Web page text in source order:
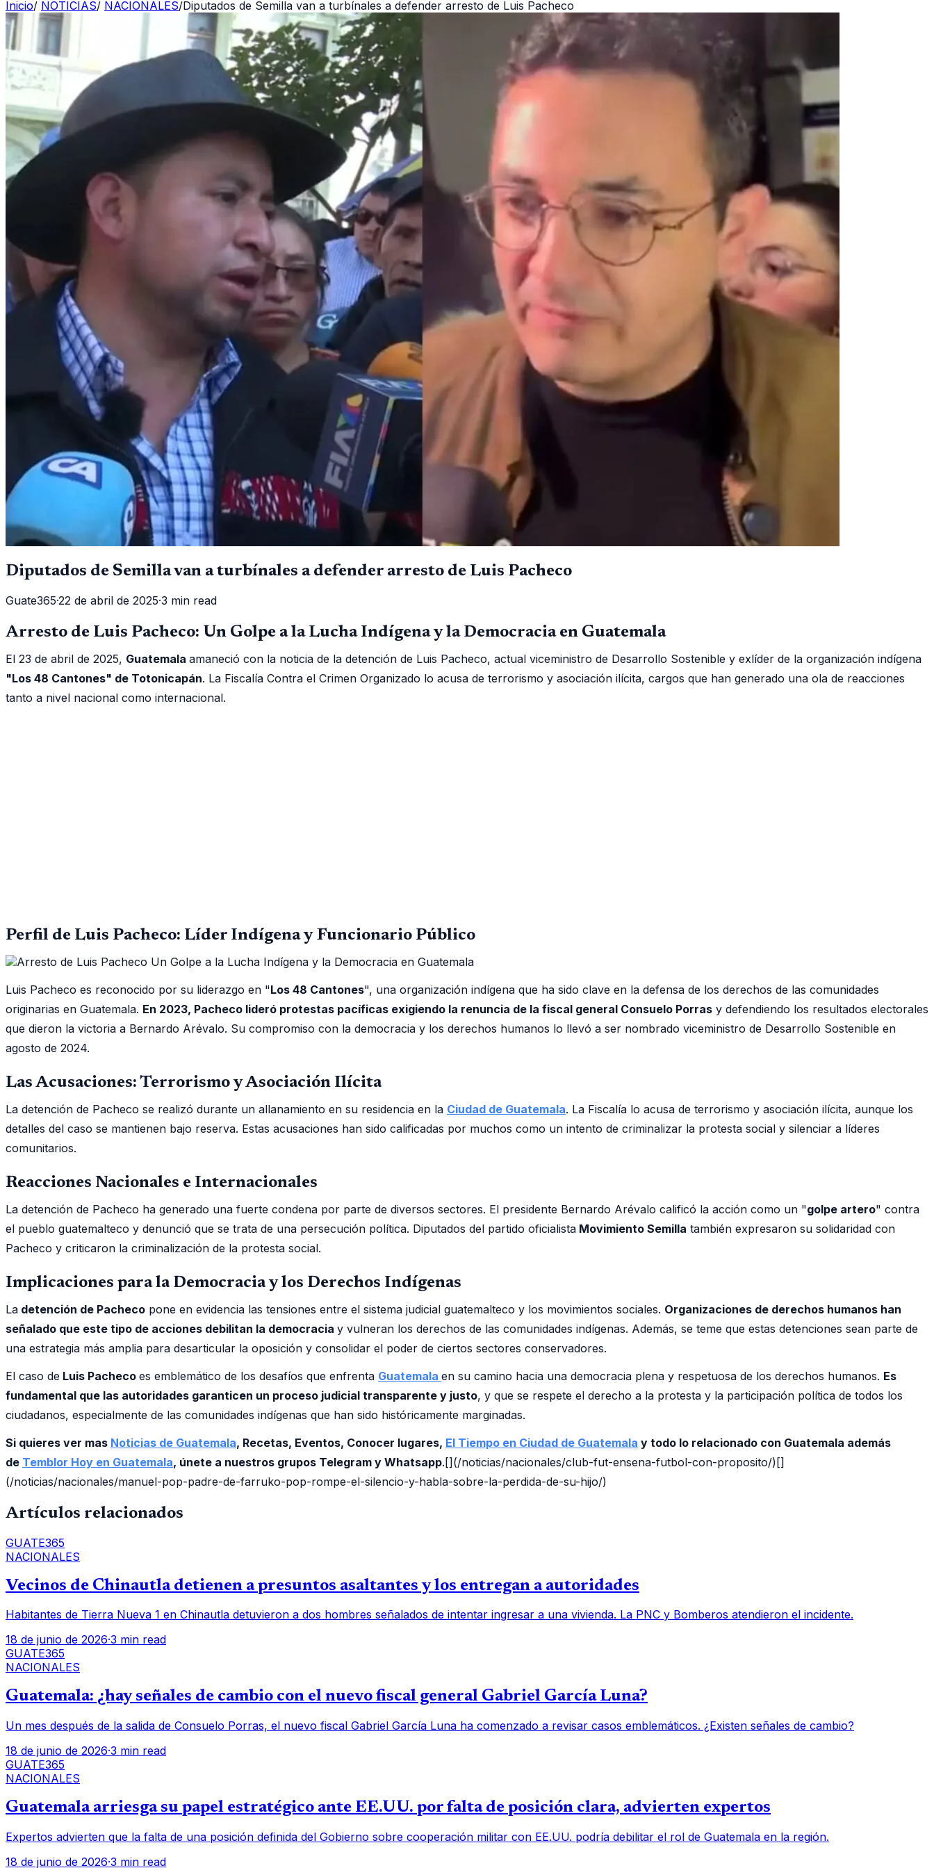
Inicio/ NOTICIAS/ NACIONALES/Diputados de Semilla van a turbínales a defender arresto de Luis Pacheco
Diputados de Semilla van a turbínales a defender arresto de Luis Pacheco
Guate365·22 de abril de 2025·3 min read
Arresto de Luis Pacheco: Un Golpe a la Lucha Indígena y la Democracia en Guatemala
El 23 de abril de 2025, Guatemala amaneció con la noticia de la detención de Luis Pacheco, actual viceministro de Desarrollo Sostenible y exlíder de la organización indígena
"Los 48 Cantones" de Totonicapán. La Fiscalía Contra el Crimen Organizado lo acusa de terrorismo y asociación ilícita, cargos que han generado una ola de reacciones
tanto a nivel nacional como internacional.
Perfil de Luis Pacheco: Líder Indígena y Funcionario Público
Luis Pacheco es reconocido por su liderazgo en "Los 48 Cantones", una organización indígena que ha sido clave en la defensa de los derechos de las comunidades
originarias en Guatemala. En 2023, Pacheco lideró protestas pacíficas exigiendo la renuncia de la fiscal general Consuelo Porras y defendiendo los resultados electorales
que dieron la victoria a Bernardo Arévalo. Su compromiso con la democracia y los derechos humanos lo llevó a ser nombrado viceministro de Desarrollo Sostenible en
agosto de 2024.
Las Acusaciones: Terrorismo y Asociación Ilícita
La detención de Pacheco se realizó durante un allanamiento en su residencia en la Ciudad de Guatemala. La Fiscalía lo acusa de terrorismo y asociación ilícita, aunque los
detalles del caso se mantienen bajo reserva. Estas acusaciones han sido calificadas por muchos como un intento de criminalizar la protesta social y silenciar a líderes
comunitarios.
Reacciones Nacionales e Internacionales
La detención de Pacheco ha generado una fuerte condena por parte de diversos sectores. El presidente Bernardo Arévalo calificó la acción como un "golpe artero" contra
el pueblo guatemalteco y denunció que se trata de una persecución política. Diputados del partido oficialista Movimiento Semilla también expresaron su solidaridad con
Pacheco y criticaron la criminalización de la protesta social.
Implicaciones para la Democracia y los Derechos Indígenas
La detención de Pacheco pone en evidencia las tensiones entre el sistema judicial guatemalteco y los movimientos sociales. Organizaciones de derechos humanos han
señalado que este tipo de acciones debilitan la democracia y vulneran los derechos de las comunidades indígenas. Además, se teme que estas detenciones sean parte de
una estrategia más amplia para desarticular la oposición y consolidar el poder de ciertos sectores conservadores.
El caso de Luis Pacheco es emblemático de los desafíos que enfrenta Guatemala en su camino hacia una democracia plena y respetuosa de los derechos humanos. Es
fundamental que las autoridades garanticen un proceso judicial transparente y justo, y que se respete el derecho a la protesta y la participación política de todos los
ciudadanos, especialmente de las comunidades indígenas que han sido históricamente marginadas.
Si quieres ver mas Noticias de Guatemala, Recetas, Eventos, Conocer lugares, El Tiempo en Ciudad de Guatemala y todo lo relacionado con Guatemala además
de Temblor Hoy en Guatemala, únete a nuestros grupos Telegram y Whatsapp.[](/noticias/nacionales/club-fut-ensena-futbol-con-proposito/)[]
(/noticias/nacionales/manuel-pop-padre-de-farruko-pop-rompe-el-silencio-y-habla-sobre-la-perdida-de-su-hijo/)
Artículos relacionados
GUATE365
NACIONALES
Vecinos de Chinautla detienen a presuntos asaltantes y los entregan a autoridades
Habitantes de Tierra Nueva 1 en Chinautla detuvieron a dos hombres señalados de intentar ingresar a una vivienda. La PNC y Bomberos atendieron el incidente.
18 de junio de 2026·3 min read
GUATE365
NACIONALES
Guatemala: ¿hay señales de cambio con el nuevo fiscal general Gabriel García Luna?
Un mes después de la salida de Consuelo Porras, el nuevo fiscal Gabriel García Luna ha comenzado a revisar casos emblemáticos. ¿Existen señales de cambio?
18 de junio de 2026·3 min read
GUATE365
NACIONALES
Guatemala arriesga su papel estratégico ante EE.UU. por falta de posición clara, advierten expertos
Expertos advierten que la falta de una posición definida del Gobierno sobre cooperación militar con EE.UU. podría debilitar el rol de Guatemala en la región.
18 de junio de 2026·3 min read